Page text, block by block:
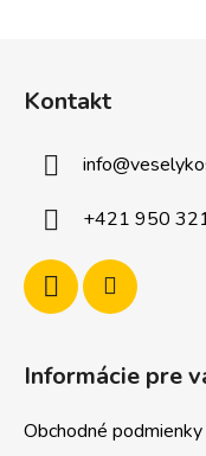
Kontakt
info@
+421 950
Informácie pre
Obchodné podmienky